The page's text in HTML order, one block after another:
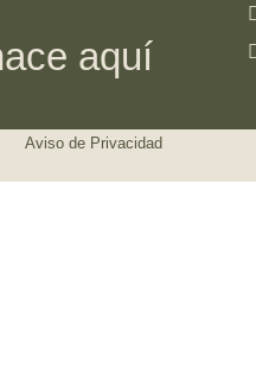
aquí
Aviso de Privacidad